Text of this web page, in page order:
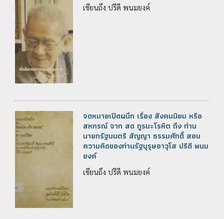
เขียนถึง ปรีดี พนมยงค์
จดหมายเปิดผนึก เรื่อง สังคมนิยม หรือ
สหกรณ์ จาก สด กูรมะโรหิต ถึง ท่าน
นายกรัฐมนตรี สัญญา ธรรมศักดิ์ สอบ
ความคิดของท่านรัฐบุรุษอาวุโส ปรีดี พนม
ยงค์
เขียนถึง ปรีดี พนมยงค์